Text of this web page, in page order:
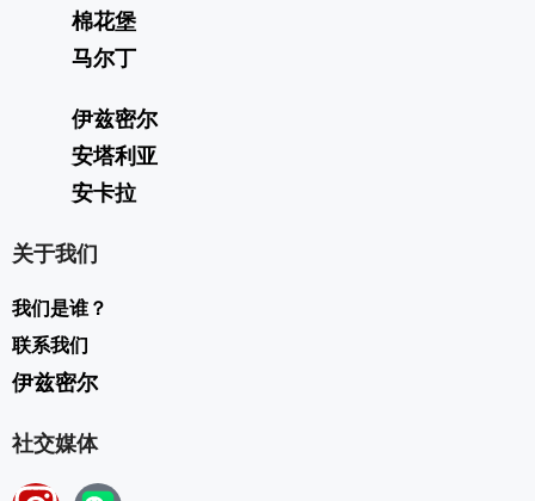
棉花堡
马尔丁
伊兹密尔
安塔利亚
安卡拉
关于我们
我们是谁？
联系我们
伊兹密尔
社交媒体